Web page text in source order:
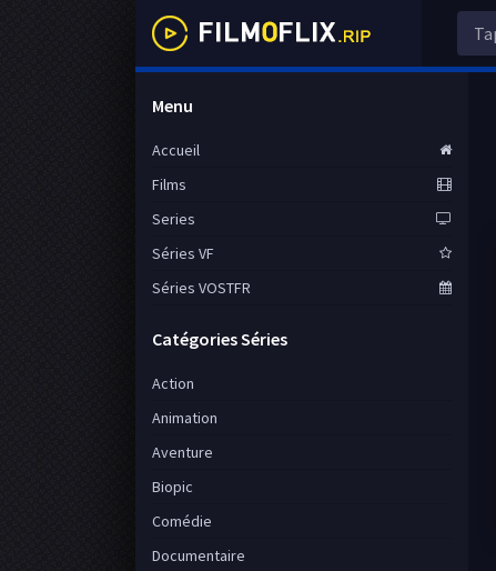
Menu
Accueil
Films
Series
Séries VF
Séries VOSTFR
Catégories Séries
Action
Animation
Aventure
Biopic
Comédie
Documentaire